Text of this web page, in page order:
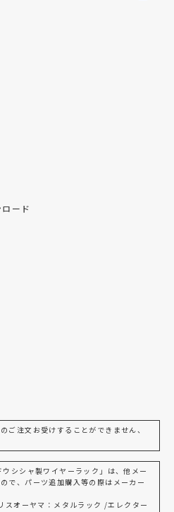
ード
ご注文お受けすることができません、
ウシシャ製ワイヤーラック」は、他メー
で、パーツ追加購入等の際はメーカー
スオーヤマ：メタルラック /エレクター